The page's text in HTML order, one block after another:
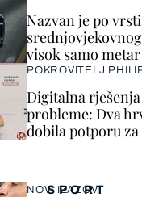
SPORT
NOVI IZAZOV
Nazvan je po vrsti
visok samo metar
POKROVITELJ
Digitalna
probleme: Dva
dobila potporu